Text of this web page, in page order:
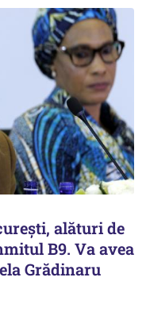
alături de
B9. Va avea
Grădinaru